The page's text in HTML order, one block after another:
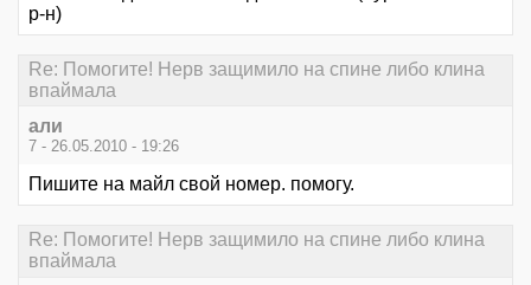
р-н)
Re: Помогите! Нерв защимило на спине либо клина
впаймала
али
7 - 26.05.2010 - 19:26
Пишите на майл свой номер. помогу.
Re: Помогите! Нерв защимило на спине либо клина
впаймала